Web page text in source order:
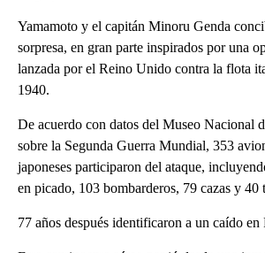
Yamamoto y el capitán Minoru Genda
sorpresa, en gran parte inspirados por una
lanzada por el Reino Unido contra la flota
1940.
De acuerdo con datos del Museo Nacional
sobre la Segunda Guerra Mundial, 353
japoneses participaron del ataque,
en picado, 103 bombarderos, 79 cazas y 40
77 años después identificaron a un caído